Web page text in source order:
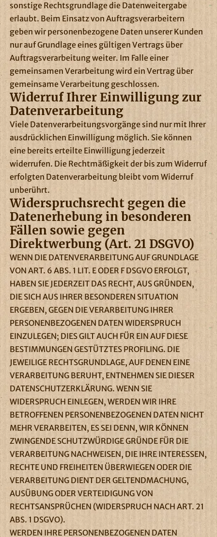
sonstige Rechtsgrundlage die Datenweitergabe
erlaubt. Beim Einsatz von Auftragsverarbeitern
geben wir personenbezogene Daten unserer Kunden
nur auf Grundlage eines gültigen Vertrags über
Auftragsverarbeitung weiter. Im Falle einer
gemeinsamen Verarbeitung wird ein Vertrag über
gemeinsame Verarbeitung geschlossen.
Widerruf Ihrer Einwilligung zur
Datenverarbeitung
Viele Datenverarbeitungsvorgänge sind nur mit Ihrer
ausdrücklichen Einwilligung möglich. Sie können
eine bereits erteilte Einwilligung jederzeit
widerrufen. Die Rechtmäßigkeit der bis zum Widerruf
erfolgten Datenverarbeitung bleibt vom Widerruf
unberührt.
Widerspruchsrecht gegen die
Datenerhebung in besonderen
Fällen sowie gegen
Direktwerbung (Art. 21 DSGVO)
WENN DIE DATENVERARBEITUNG AUF GRUNDLAGE
VON ART. 6 ABS. 1 LIT. E ODER F DSGVO ERFOLGT,
HABEN SIE JEDERZEIT DAS RECHT, AUS GRÜNDEN,
DIE SICH AUS IHRER BESONDEREN SITUATION
ERGEBEN, GEGEN DIE VERARBEITUNG IHRER
PERSONENBEZOGENEN DATEN WIDERSPRUCH
EINZULEGEN; DIES GILT AUCH FÜR EIN AUF DIESE
BESTIMMUNGEN GESTÜTZTES PROFILING. DIE
JEWEILIGE RECHTSGRUNDLAGE, AUF DENEN EINE
VERARBEITUNG BERUHT, ENTNEHMEN SIE DIESER
DATENSCHUTZERKLÄRUNG. WENN SIE
WIDERSPRUCH EINLEGEN, WERDEN WIR IHRE
BETROFFENEN PERSONENBEZOGENEN DATEN NICHT
MEHR VERARBEITEN, ES SEI DENN, WIR KÖNNEN
ZWINGENDE SCHUTZWÜRDIGE GRÜNDE FÜR DIE
VERARBEITUNG NACHWEISEN, DIE IHRE INTERESSEN,
RECHTE UND FREIHEITEN ÜBERWIEGEN ODER DIE
VERARBEITUNG DIENT DER GELTENDMACHUNG,
AUSÜBUNG ODER VERTEIDIGUNG VON
RECHTSANSPRÜCHEN (WIDERSPRUCH NACH ART. 21
ABS. 1 DSGVO).
WERDEN IHRE PERSONENBEZOGENEN DATEN